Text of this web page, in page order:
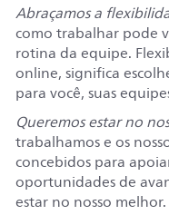
Abraçamos a
como trabalhar pode
rotina da equipe.
online, significa
para você, suas
Queremos estar no
trabalhamos e os
concebidos para
oportunidades de
estar no nosso melhor.